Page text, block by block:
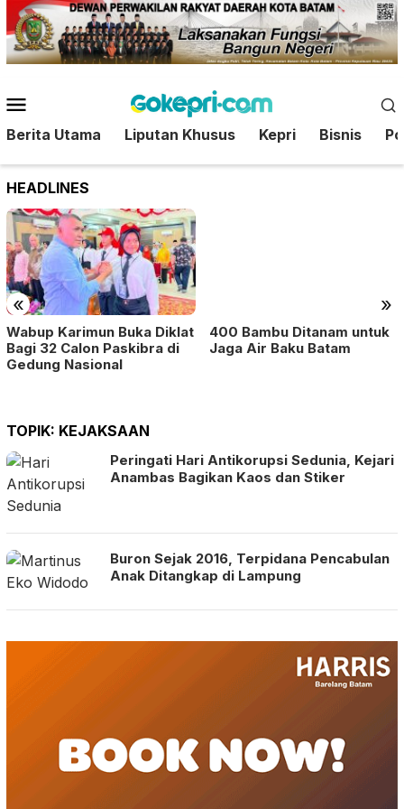
Loncat
ke
konten
Mobile
Berita Utama Liputan Khusus Kepri Bisnis
HEADLINES
« »
Wabup Karimun Buka Diklat
Bagi 32 Calon Paskibra di
Gedung Nasional
400 Bambu Ditanam untuk
Jaga Air Baku Batam
TOPIK: KEJAKSAAN
Peringati Hari Antikorupsi Sedunia, Kejari
Anambas Bagikan Kaos dan Stiker
Buron Sejak 2016, Terpidana Pencabulan
Anak Ditangkap di Lampung